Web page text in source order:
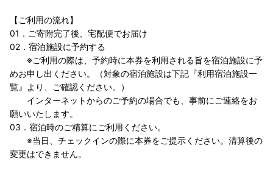
【ご利用の流れ】
01．ご寄附完了後、宅配便でお届け
02．宿泊施設に予約する
※ご利用の際は、予約時に本券を利用される旨を宿泊施設に予
めお申し出ください。（対象の宿泊施設は下記『利用宿泊施設一
覧』より、ご確認ください。）
インターネットからのご予約の場合でも、事前にご連絡をお
願いいたします。
03．宿泊時のご精算にご利用ください。
※当日、チェックインの際に本券をご提示ください。清算後の
変更はできません。